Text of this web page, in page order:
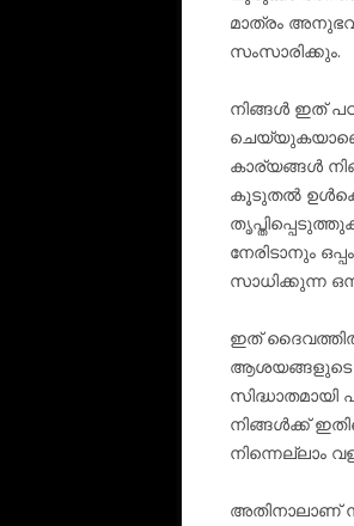
മാത്രം
സംസാരിക്കും.
നിങ്ങൾ ഇത്
കാര്യങ്ങൾ
കൂടുതൽ
നേരിടാനും
സാധിക്കുന്ന
ഇത്
ആശയങ്ങളുടെ
സിദ്ധാതമായി
നിങ്ങൾക്ക്
നിന്നെല്ലാം
അതിനാലാണ്